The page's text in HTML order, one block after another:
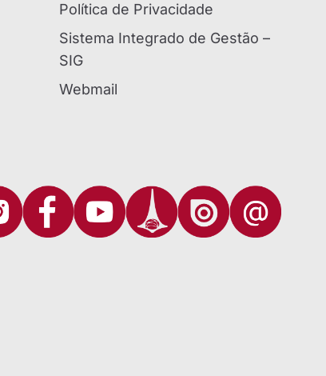
Política de Privacidade
Sistema Integrado de Gestão –
SIG
Webmail